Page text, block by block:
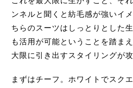
ンネルと聞くと紡毛感が強いイ
ちらのスーツはしっとりとした
も活用が可能ということを踏ま
大限に引き出すスタイリングが
まずはチーフ。ホワイトでスク